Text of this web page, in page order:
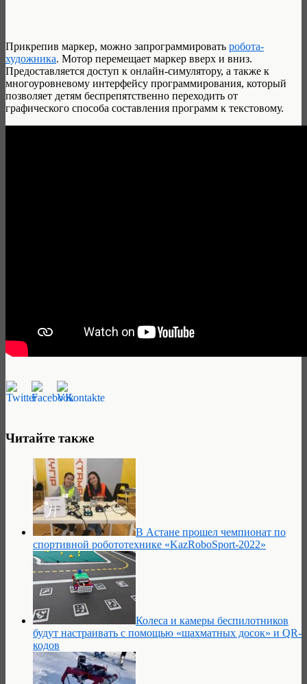
Прикрепив маркер, можно запрограммировать робота-
художника. Мотор перемещает маркер вверх и вниз.
Предоставляется доступ к онлайн-симулятору, а также к
многоуровневому интерфейсу программирования, который
позволяет детям беспрепятственно переходить от
графического способа составления программ к текстовому.
Читайте также
В Астане прошел чемпионат по
спортивной робототехнике «KazRoboSport-2022»
Колеса и камеры беспилотников
будут настраивать с помощью «шахматных досок» и QR-
кодов